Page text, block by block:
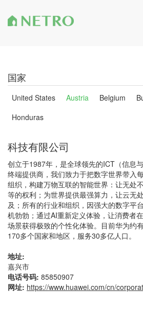
国家
United States Austria Belgium
Honduras
科技有限公司
创立于1987年，是全球领先的ICT（信息
终端提供商，我们致力于把数字世界带入
组织，构建万物互联的智能世界：让无处
等的权利；为世界提供最强算力，让云无
及；所有的行业和组织，因强大的数字平
机勃勃；通过AI重新定义体验，让消费者
场景获得极致的个性化体验。目前华为约
170多个国家和地区，服务30多亿人口。
地址:
嘉兴市
电话号码: 85850907
网址: https://www.huawei.com/cn/